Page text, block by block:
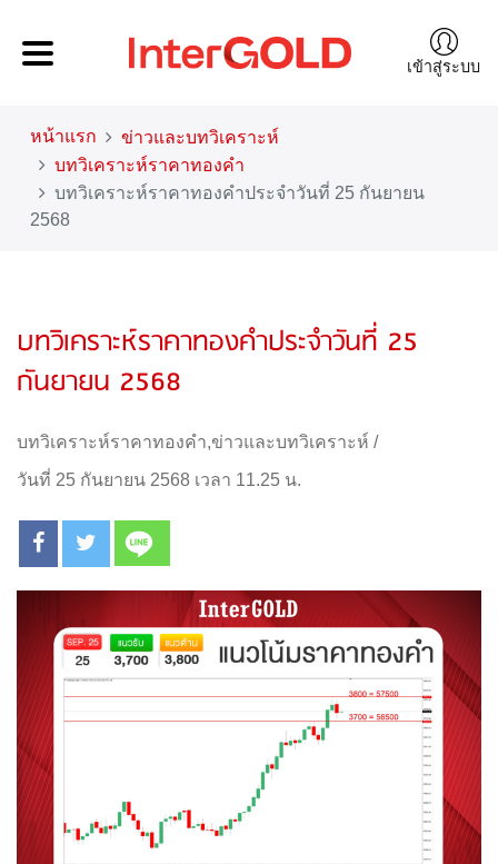
เข้าสู่ระบบ
หน้าแรก
ข่าวและบทวิเคราะห์
บทวิเคราะห์ราคาทองคำ
บทวิเคราะห์ราคาทองคำประจำวันที่ 25 กันยายน
2568
บทวิเคราะห์ราคาทองคำประจำวันที่ 25
กันยายน 2568
บทวิเคราะห์ราคาทองคำ,ข่าวและบทวิเคราะห์ /
วันที่ 25 กันยายน 2568 เวลา 11.25 น.